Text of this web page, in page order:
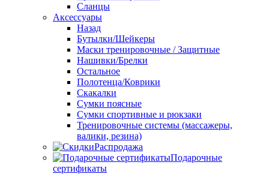
Сланцы
Аксессуары
Назад
Бутылки/Шейкеры
Маски тренировочные / Защитные
Нашивки/Брелки
Остальное
Полотенца/Коврики
Скакалки
Сумки поясные
Сумки спортивные и рюкзаки
Тренировочные системы (массажеры,
валики, резина)
Распродажа
Подарочные
сертификаты